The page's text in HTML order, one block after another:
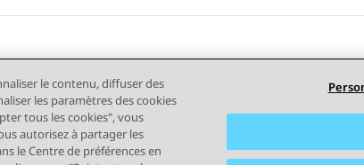
Confidentialité Politique de cookies Marques
le contenu, diffuser des
les paramètres des cookies
tous les cookies", vous
autorisez à partager les
le Centre de préférences en